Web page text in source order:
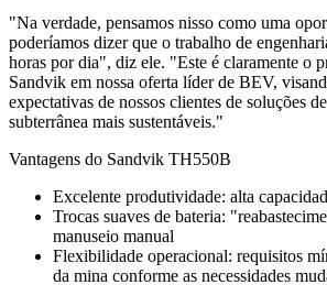
"Na verdade, pensamos nisso como uma
poderíamos dizer que o trabalho de
horas por dia", diz ele. "Este é claramente o
Sandvik em nossa oferta líder de BEV,
expectativas de nossos clientes de soluções
subterrânea mais sustentáveis."
Vantagens do Sandvik TH550B
Excelente produtividade: alta
Trocas suaves de bateria:
manuseio manual
Flexibilidade operacional: requisitos
da mina conforme as necessidades